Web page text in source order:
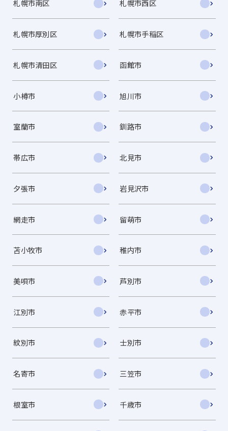
札幌市南区 札幌市西区
札幌市厚別区 札幌市手稲区
札幌市清田区 函館市
小樽市 旭川市
室蘭市 釧路市
帯広市 北見市
夕張市 岩見沢市
網走市 留萌市
苫小牧市 稚内市
美唄市 芦別市
江別市 赤平市
紋別市 士別市
名寄市 三笠市
根室市 千歳市